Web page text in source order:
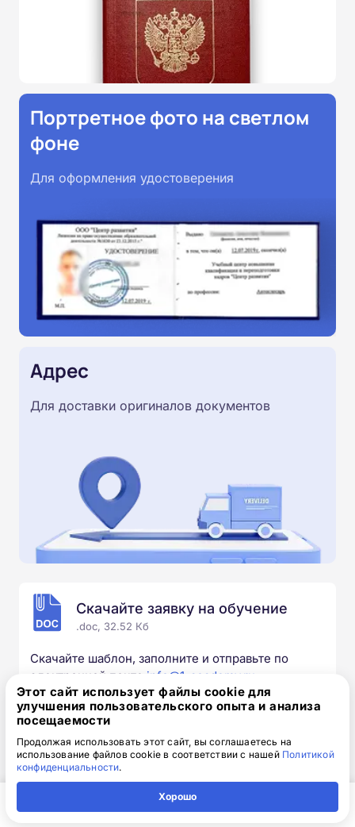
Портретное фото на светлом
фоне
Для оформления удостоверения
Адрес
Для доставки оригиналов документов
Скачайте заявку на обучение
.doc, 32.52 Кб
Скачайте шаблон, заполните и отправьте по
электронной почте info@1-academy.ru
Обязательно укажите контактный номер телефон.
Наш специалист свяжется с вами и утонит все
детали.
Выбирайте курс под свои цели
Этот сайт использует файлы cookie для
улучшения пользовательского опыта и анализа
посещаемости
Продолжая использовать этот сайт, вы соглашаетесь на
использование файлов cookie в соответствии с нашей Политикой
конфиденциальности.
Хорошо